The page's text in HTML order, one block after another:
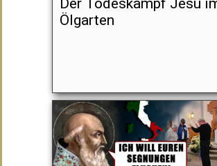
Der Todeskampf Jesu
Ölgarten